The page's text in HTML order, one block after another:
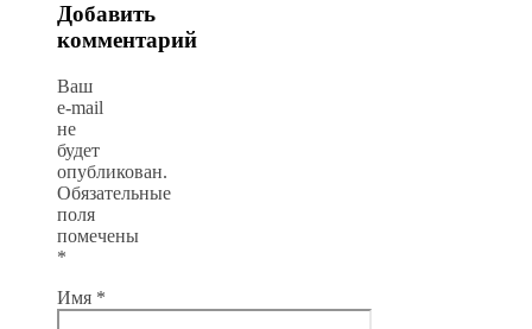
Добавить
комментарий
Ваш
e-mail
не
будет
опубликован.
Обязательные
поля
помечены
*
Имя *